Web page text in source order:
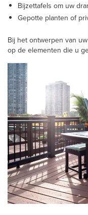
Bijzettafels om uw
Gepotte planten of
Bij het ontwerpen van
op de elementen die u